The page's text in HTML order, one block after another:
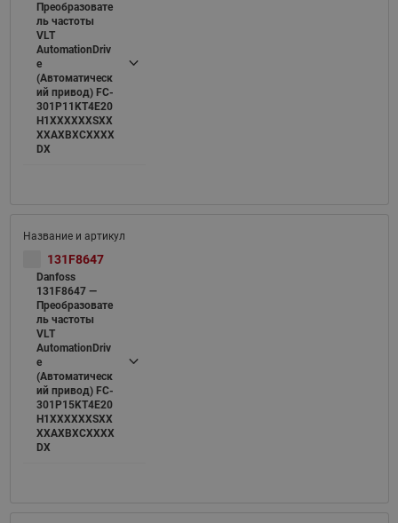
Преобразовате
ль частоты
VLT
AutomationDriv
e
(Автоматическ
ий привод) FC-
301P11KT4E20
H1XXXXXXSXX
XXAXBXCXXXX
DX
131F8647
Danfoss
131F8647 —
Преобразовате
ль частоты
VLT
AutomationDriv
e
(Автоматическ
ий привод) FC-
301P15KT4E20
H1XXXXXXSXX
XXAXBXCXXXX
DX